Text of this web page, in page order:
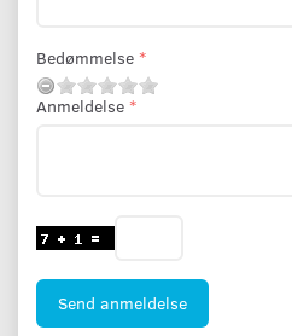
Bedømmelse
Anmeldelse
Send anmeldelse